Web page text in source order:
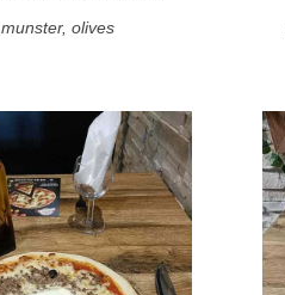
munster, olives